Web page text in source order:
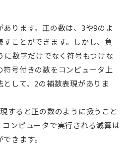
ります。正の数は、3や9のよ
ことができます。しかし、負
に数字だけでなく符号もつけな
号付きの数をコンピュータ上
して、2の補数表現がありま
すると正の数のように扱うこと
ンピュータで実行される減算は
できます。